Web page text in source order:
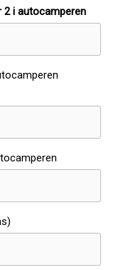
2 i autocamperen